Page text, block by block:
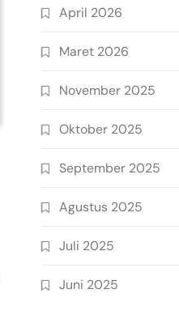
April 2026
Maret 2026
November 2025
Oktober 2025
September 2025
Agustus 2025
Juli 2025
Juni 2025